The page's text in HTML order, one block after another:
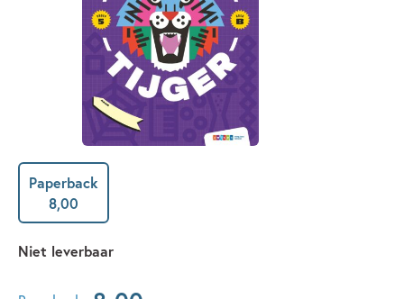
Paperback
8,00
Niet leverbaar